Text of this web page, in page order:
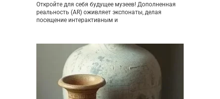
Откройте для себя будущее музеев! Дополненная
реальность (AR) оживляет экспонаты, делая
посещение интерактивным и